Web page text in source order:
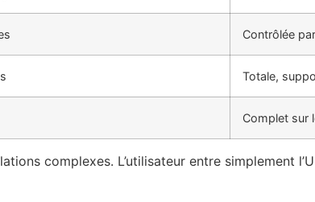
Contrôlée
Totale,
Complet sur
complexes. L’utilisateur entre simplement